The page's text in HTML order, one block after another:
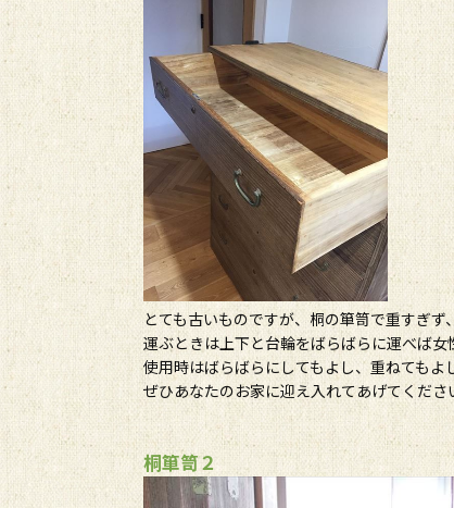
とても古いものですが、桐の箪笥で重すぎ
運ぶときは上下と台輪をばらばらに運べば
使用時はばらばらにしてもよし、重ねてもよ
ぜひあなたのお家に迎え入れてあげてくださ
桐箪笥２